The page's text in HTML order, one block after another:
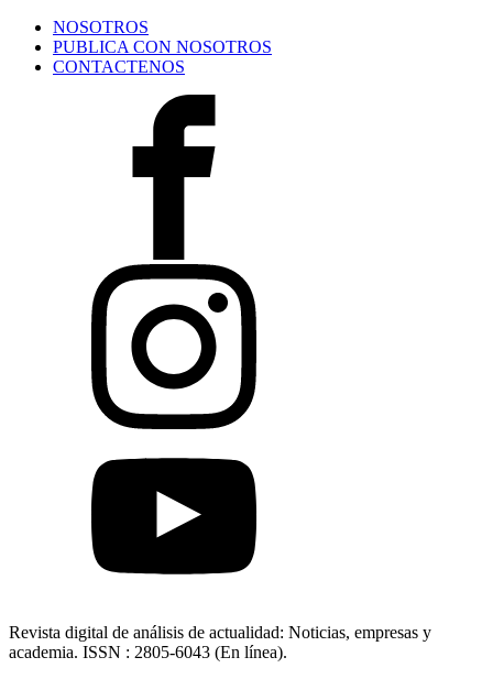
NOSOTROS
PUBLICA CON NOSOTROS
CONTACTENOS
Revista digital de análisis de actualidad: Noticias, empresas y
academia. ISSN : 2805-6043 (En línea).